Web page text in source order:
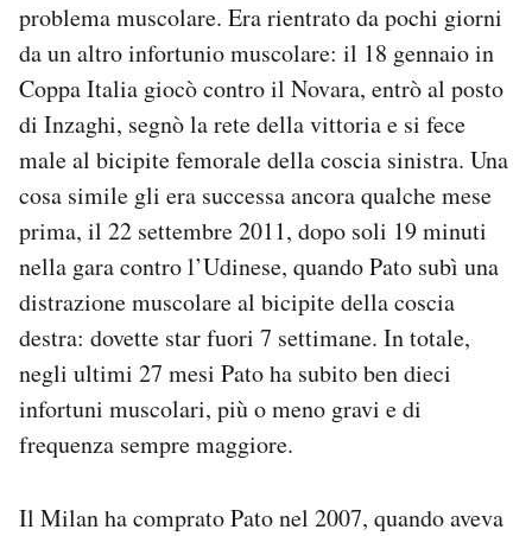
problema muscolare. Era rientrato da pochi giorni
da un altro infortunio muscolare: il 18 gennaio in
Coppa Italia giocò contro il Novara, entrò al posto
di Inzaghi, segnò la rete della vittoria e si fece
male al bicipite femorale della coscia sinistra. Una
cosa simile gli era successa ancora qualche mese
prima, il 22 settembre 2011, dopo soli 19 minuti
nella gara contro l’Udinese, quando Pato subì una
distrazione muscolare al bicipite della coscia
destra: dovette star fuori 7 settimane. In totale,
negli ultimi 27 mesi Pato ha subito ben dieci
infortuni muscolari, più o meno gravi e di
frequenza sempre maggiore.
Il Milan ha comprato Pato nel 2007, quando aveva